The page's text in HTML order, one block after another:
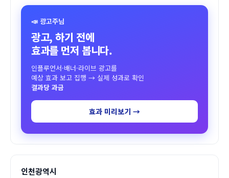
📣 광고주님
광고, 하기 전에
효과를 먼저 봅니다.
인플루언서·배너·라이브 광고를
예상 효과 보고 집행 → 실제 성과로 확인
결과당 과금
효과 미리보기 →
인천광역시